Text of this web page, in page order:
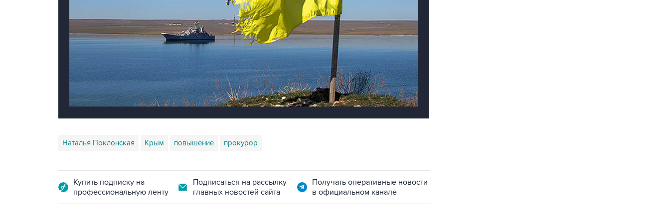
Наталья Поклонская Крым повышение прокурор
Купить подписку на
профессиональную ленту
Подписаться на рассылку
главных новостей сайта
Получать оперативные новости
в официальном канале